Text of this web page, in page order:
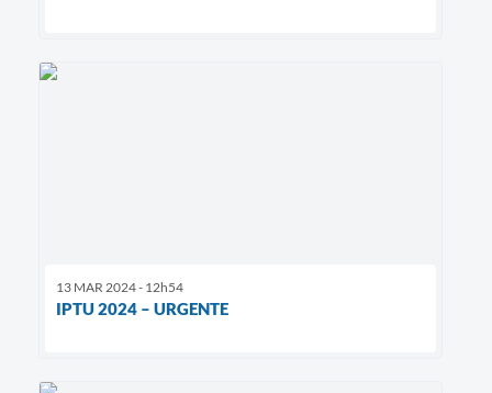
13 MAR 2024 - 12h54
IPTU 2024 – URGENTE